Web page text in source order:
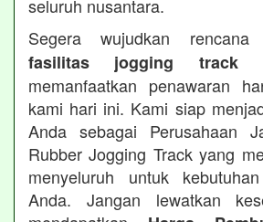
seluruh nusantara.
Segera wujudkan rencana
fasilitas jogging track
memanfaatkan penawaran
kami hari ini. Kami siap
Anda sebagai Perusahaan
Rubber Jogging Track yang
menyeluruh untuk
Anda. Jangan lewatkan